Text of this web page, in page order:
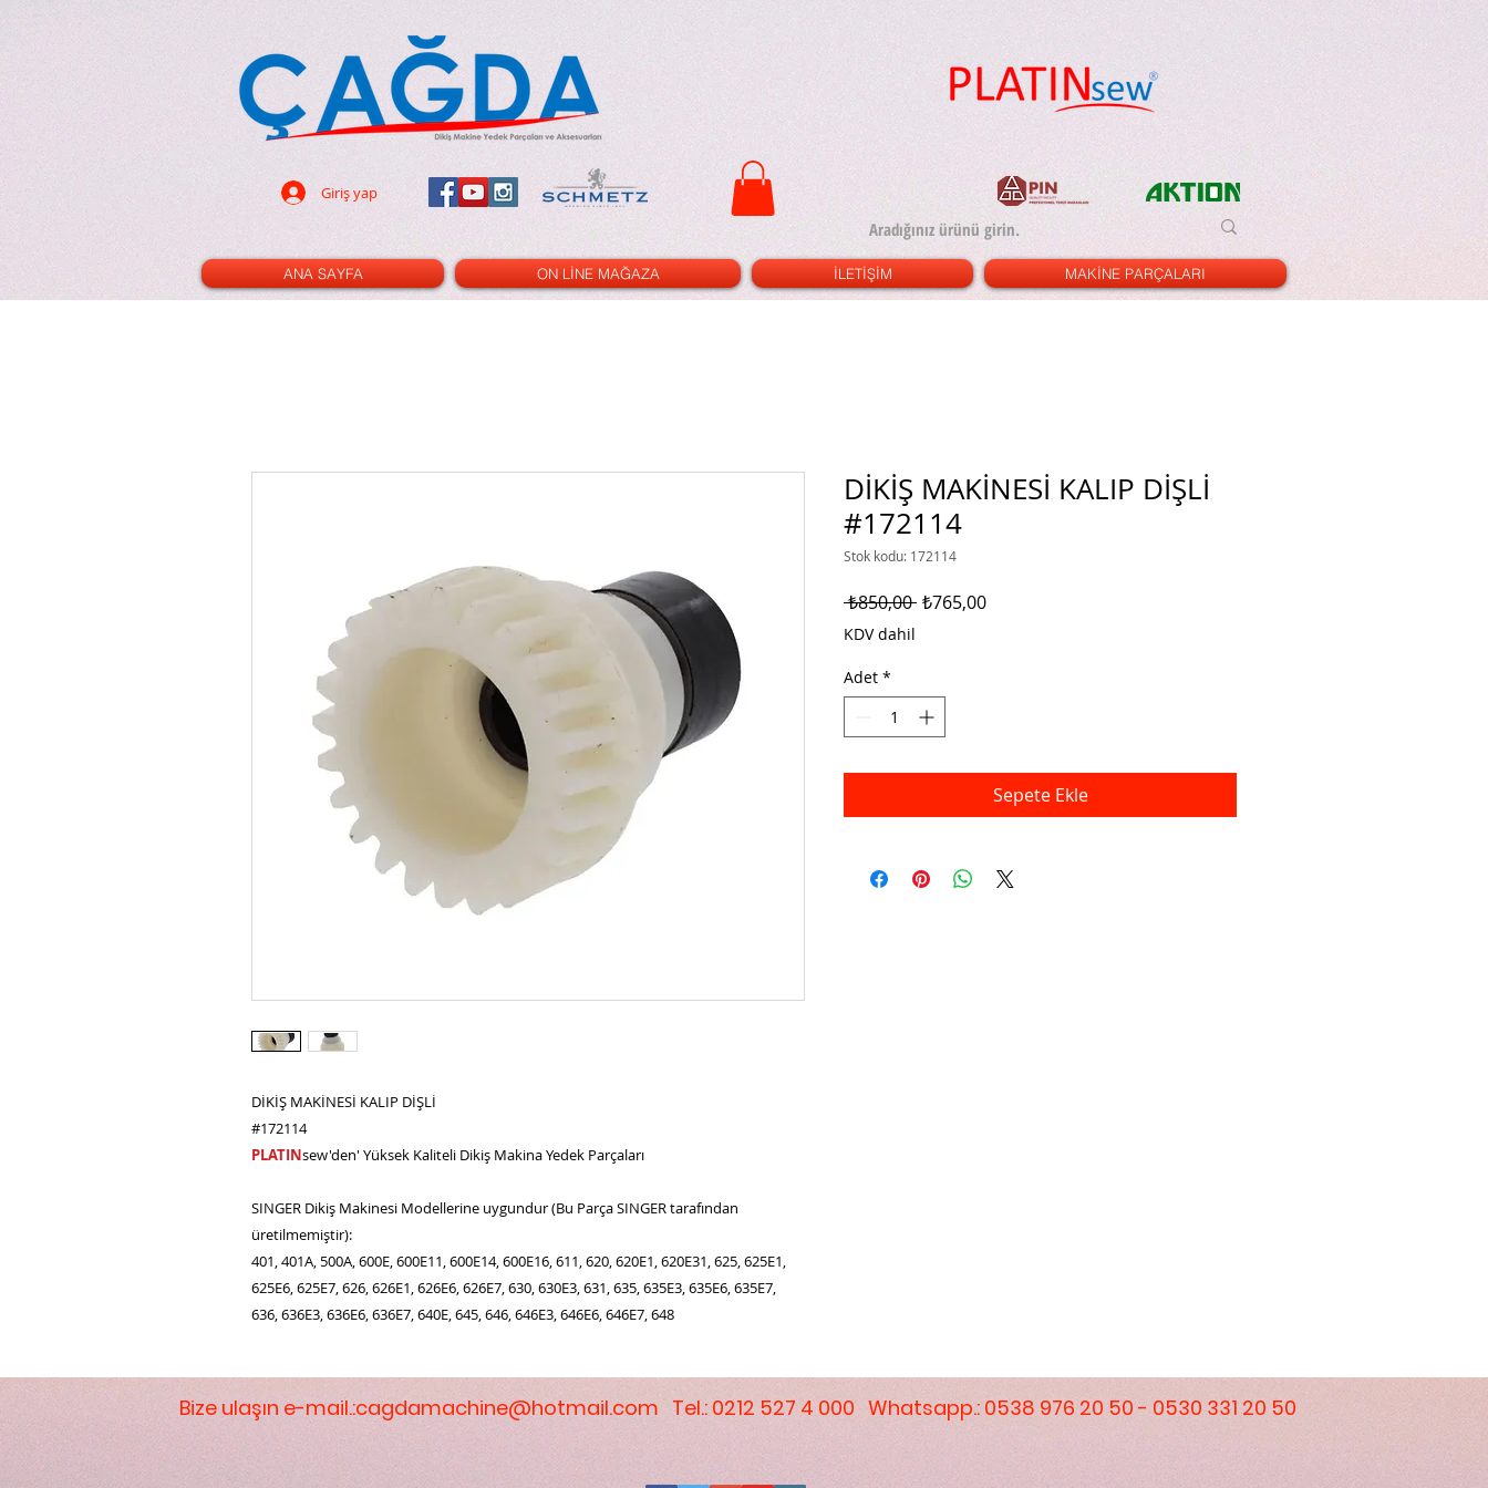
Giriş yap
ANA SAYFA ON LİNE MAĞAZA İLETİŞİM MAKİNE PARÇALARI
DİKİŞ MAKİNESİ KALIP DİŞLİ
#172114
PLATINsew'den' Yüksek Kaliteli Dikiş Makina Yedek Parçaları
SINGER Dikiş Makinesi Modellerine uygundur (Bu Parça SINGER tarafından
üretilmemiştir):
401, 401A, 500A, 600E, 600E11, 600E14, 600E16, 611, 620, 620E1, 620E31, 625, 625E1,
625E6, 625E7, 626, 626E1, 626E6, 626E7, 630, 630E3, 631, 635, 635E3, 635E6, 635E7,
636, 636E3, 636E6, 636E7, 640E, 645, 646, 646E3, 646E6, 646E7, 648
DİKİŞ MAKİNESİ KALIP DİŞLİ
#172114
Stok kodu: 172114
₺850,00 Normal
₺765,00İndirimli
KDV dahil
Adet *
Sepete Ekle
Bize ulaşın e-mail.:cagdamachine@hotmail.com Tel.: 0212 527 4 000 Whatsapp.: 0538 976 20 50 - 0530 331 20 50